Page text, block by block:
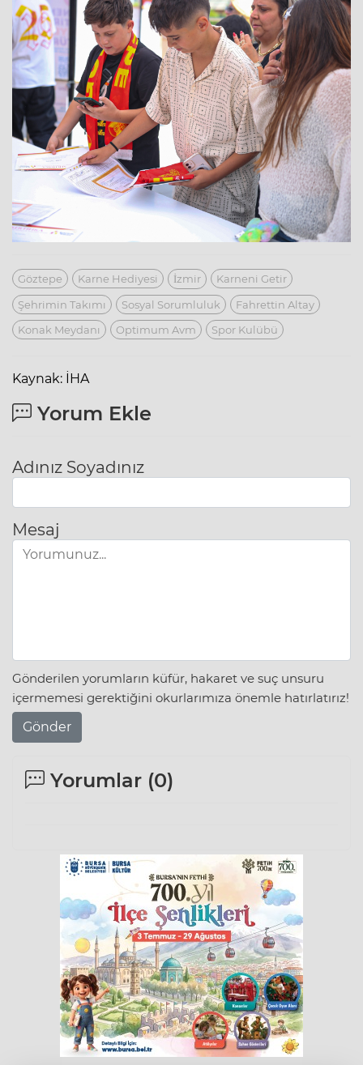
Göztepe Karne Hediyesi İzmir
Karneni Getir
Şehrimin Takımı
Sosyal Sorumluluk
Fahrettin Altay
Konak Meydanı
Optimum Avm Spor Kulübü
Kaynak: İHA
Yorum Ekle
Adınız Soyadınız
Mesaj
Gönderilen yorumların küfür, hakaret ve suç unsuru
içermemesi gerektiğini okurlarımıza önemle hatırlatırız!
Gönder
Yorumlar (0)